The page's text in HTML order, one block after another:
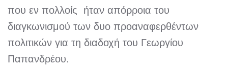
που εν πολλοίς ήταν απόρροια του
διαγκωνισμού των δυο προαναφερθέντων
πολιτικών για τη διαδοχή του Γεωργίου
Παπανδρέου.